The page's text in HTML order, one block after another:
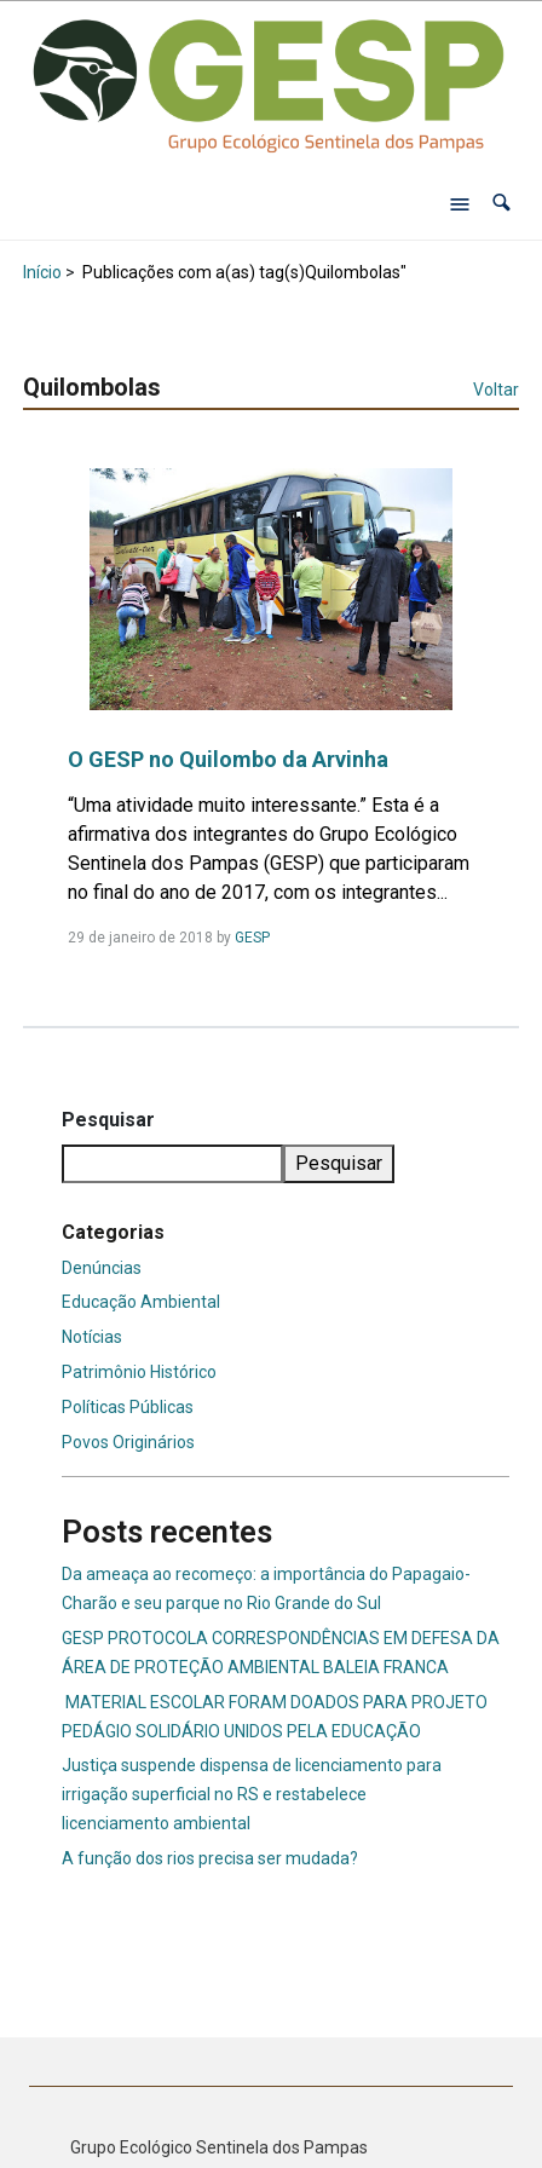
Início > Publicações com a(as) tag(s)Quilombolas"
Quilombolas Voltar
O GESP no Quilombo da Arvinha
“Uma atividade muito interessante.” Esta é a
afirmativa dos integrantes do Grupo Ecológico
Sentinela dos Pampas (GESP) que participaram
no final do ano de 2017, com os integrantes...
29 de janeiro de 2018 by GESPLeia
Pesquisar
Pesquisar
Categorias
Denúncias
Educação Ambiental
Notícias
Patrimônio Histórico
Políticas Públicas
Povos Originários
Posts recentes
Da ameaça ao recomeço: a importância do Papagaio-
Charão e seu parque no Rio Grande do Sul
GESP PROTOCOLA CORRESPONDÊNCIAS EM DEFESA DA
ÁREA DE PROTEÇÃO AMBIENTAL BALEIA FRANCA
MATERIAL ESCOLAR FORAM DOADOS PARA PROJETO
PEDÁGIO SOLIDÁRIO UNIDOS PELA EDUCAÇÃO
Justiça suspende dispensa de licenciamento para
irrigação superficial no RS e restabelece
licenciamento ambiental
A função dos rios precisa ser mudada?
Grupo Ecológico Sentinela dos Pampas